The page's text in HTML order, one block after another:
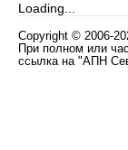
Loading...
Copyright © 2006-
При полном или
ссылка на "АПН